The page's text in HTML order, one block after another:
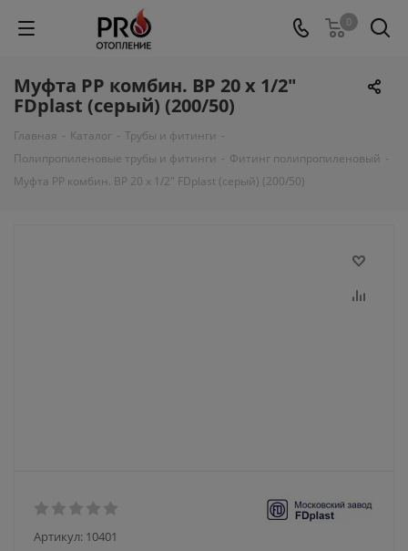
0
Муфта PP комбин. ВР 20 х 1/2"
FDplast (серый) (200/50)
Главная - Каталог - Трубы и фитинги -
Полипропиленовые трубы и фитинги - Фитинг полипропиленовый -
Муфта PP комбин. ВР 20 х 1/2" FDplast (серый) (200/50)
Артикул: 10401